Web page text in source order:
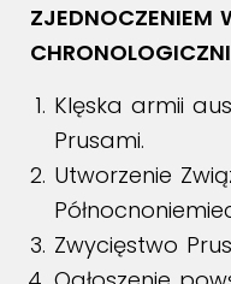
ZJEDNOCZENIEM
Klęska armii
Prusami.
Utworzenie
Zwycięstwo